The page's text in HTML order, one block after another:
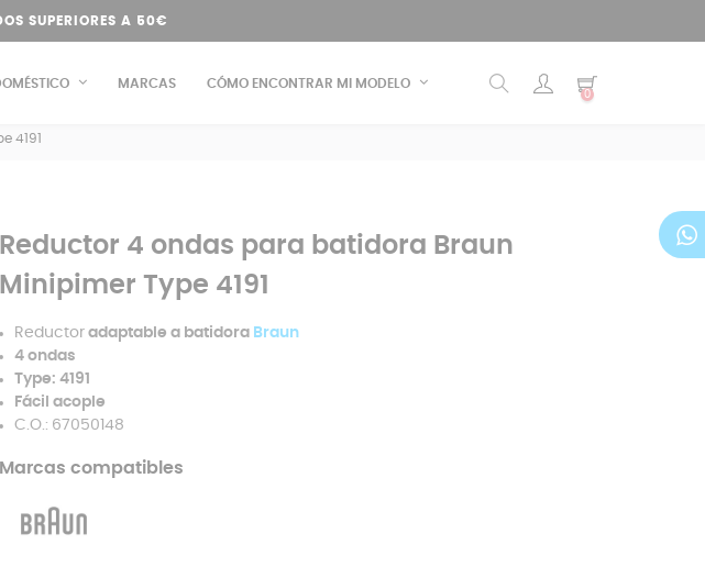
SUPERIORES A 50€
MARCAS CÓMO ENCONTRAR MI MODELO
0
4191
Reductor 4 ondas para batidora Braun
Minipimer Type 4191
Reductoradaptable a batidora Braun
4 ondas
Type: 4191
Fácil acople
C.O.: 67050148
Marcas compatibles